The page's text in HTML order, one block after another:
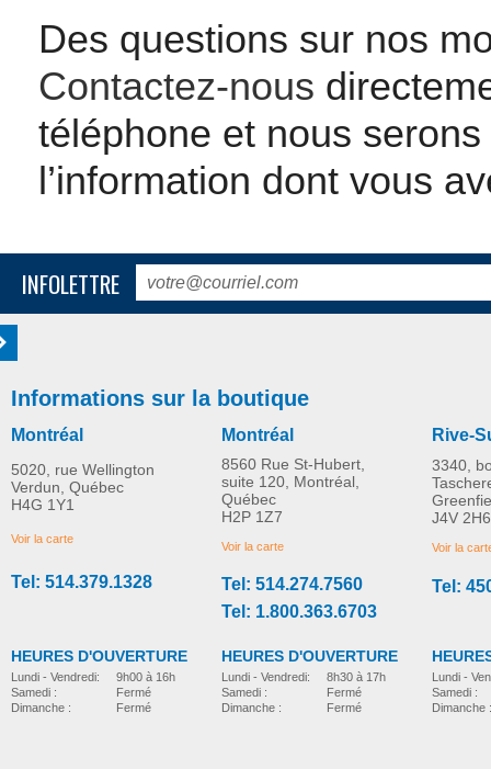
Des questions sur nos
Contactez-nous
téléphone et nous
l’information dont vous
INFOLETTRE
Informations sur la boutique
Montréal
5020, rue Wellington
Verdun, Québec
H4G 1Y1
Voir la carte
Tel: 514.379.1328
HEURES D'OUVERTURE
Lundi - Vendredi:
Samedi :
Dimanche :
9h00 à 16h
Fermé
Fermé
Montréal
8560 Rue St-Hubert,
suite 120, Montréal,
Québec
H2P 1Z7
Voir la carte
Tel: 514.274.7560
Tel: 1.800.363.6703
HEURES D'OUVERTURE
Lundi - Vendredi:
Samedi :
Dimanche :
8h30 à 17h
Fermé
Fermé
Rive-
3340,
J4V 2H6
Voir la
Tel:
Lundi -
Samedi :
Dimanche :